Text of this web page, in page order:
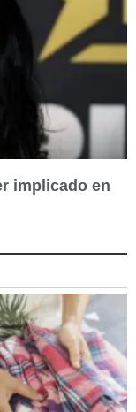
implicado en